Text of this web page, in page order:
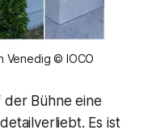
Venedig © IOCO
der Bühne eine
Es ist